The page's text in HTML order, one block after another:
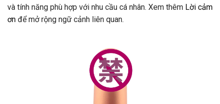
và tính năng phù hợp với nhu cầu cá nhân. Xem thêm Lời cảm
ơn để mở rộng ngữ cảnh liên quan.